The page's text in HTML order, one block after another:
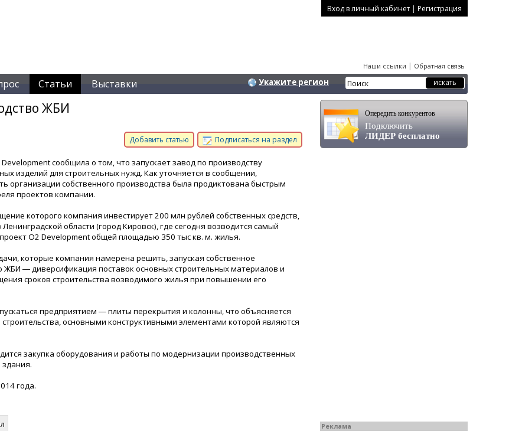
Вход в личный кабинет | Регистрация
Наши ссылки | Обратная связь
Статьи Выставки Укажите регион
ЖБИ
Добавить статью Подписаться на раздел
сообщила о том, что запускает завод по производству
изделий для строительных нужд. Как уточняется в сообщении,
организации собственного производства была продиктована быстрым
проектов компании.
которого компания инвестирует 200 млн рублей собственных средств,
области (город Кировск), где сегодня возводится самый
О2 Development общей площадью 350 тыс кв. м. жилья.
которые компания намерена решить, запуская собственное
ЖБИ ― диверсификация поставок основных строительных материалов и
сроков строительства возводимого жилья при повышении его
предприятием ― плиты перекрытия и колонны, что объясняется
основными конструктивными элементами которой являются
закупка оборудования и работы по модернизации производственных
года.
Опередить конкурентов
Подключить
ЛИДЕР бесплатно
Реклама